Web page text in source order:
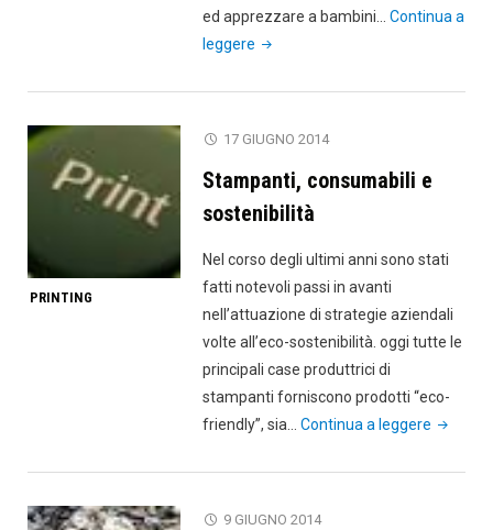
ed apprezzare a bambini…Continua a
leggere "Che
sarebbe
senza
la
PRINTING
17 GIUGNO 2014
Stampanti, consumabili e
sostenibilità
Nel corso degli ultimi anni sono stati
fatti notevoli passi in avanti
nell’attuazione di strategie aziendali
volte all’eco-sostenibilità. oggi tutte le
principali case produttrici di
stampanti forniscono prodotti “eco-
friendly”, sia…Continua a leggere
e
9 GIUGNO 2014